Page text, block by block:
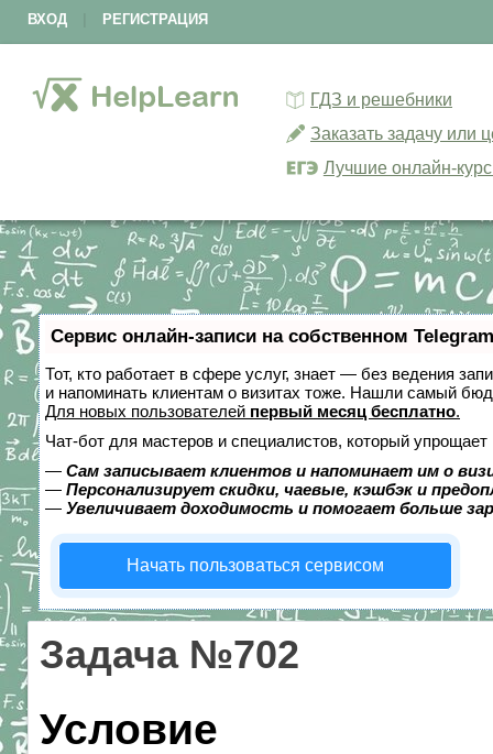
ВХОД РЕГИСТРАЦИЯ
ГДЗ и решебники
Заказать задачу или
Лучшие онлайн-
Сервис онлайн-записи на собственном
Тот, кто работает в сфере услуг, знает — без ведения
и напоминать клиентам о визитах тоже. Нашли самый
Для новых пользователей первый месяц бесплатно.
Чат-бот для мастеров и специалистов, который упрощает
— Сам записывает клиентов и напоминает им о
— Персонализирует скидки, чаевые, кэшбэк и
— Увеличивает доходимость и помогает больше
Начать пользоваться сервисом
Задача №702
Условие